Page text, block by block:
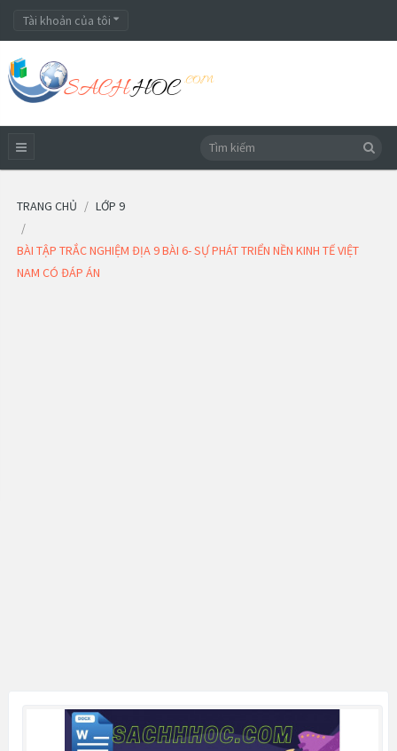
Tài khoản của tôi
TRANG CHỦ LỚP 9
BÀI TẬP TRẮC NGHIỆM ĐỊA 9 BÀI 6- SỰ PHÁT TRIỂN NỀN KINH TẾ VIỆT
NAM CÓ ĐÁP ÁN